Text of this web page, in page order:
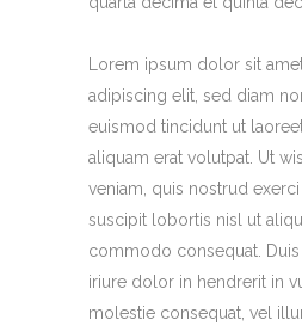
Lorem ipsum dolor sit
adipiscing elit, sed diam
euismod tincidunt ut
aliquam erat volutpat. Ut
veniam, quis nostrud
suscipit lobortis nisl ut
commodo consequat.
iriure dolor in hendrerit in
molestie consequat, vel